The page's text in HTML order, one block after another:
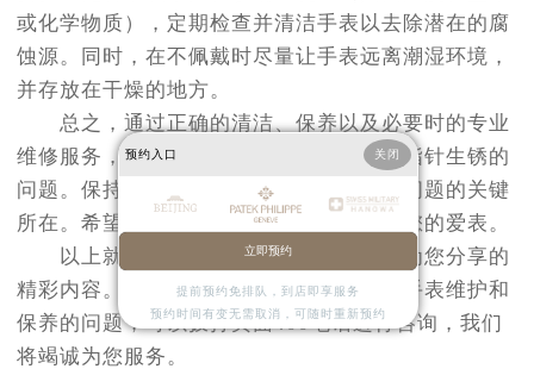
或化学物质），定期检查并清洁手表以去除潜在的腐
蚀源。同时，在不佩戴时尽量让手表远离潮湿环境，
并存放在干燥的地方。
总之，通过正确的清洁、保养以及必要时的专业
维修服务，可以有效地解决百达翡丽手表指针生锈的
问题。保持良好的日常维护习惯也是预防问题的关键
所在。希望以上方法能帮助您更好地照顾您的爱表。
以上就是
北京百达翡丽售后服务中心
为您分享的
精彩内容。如果您还有其他关于百达翡丽手表维护和
保养的问题，可以拨打页面400电话进行咨询，我们
将竭诚为您服务。
预约入口 关闭
立即预约
提前预约免排队，到店即享服务
预约时间有变无需取消，可随时重新预约